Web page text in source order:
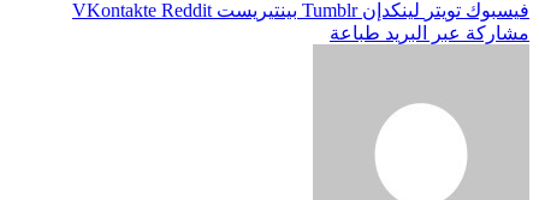
فيسبوك تويتر لينكدإن بينتيريست
مشاركة عبر البريد طباعة